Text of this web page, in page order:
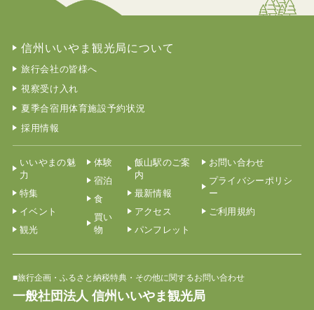
信州いいやま観光局について
旅行会社の皆様へ
視察受け入れ
夏季合宿用体育施設予約状況
採用情報
いいやまの魅
力
特集
イベント
観光
体験
宿泊
食
買い
物
飯山駅のご案
内
最新情報
アクセス
パンフレット
お問い合わせ
プライバシーポリシ
ー
ご利用規約
■旅行企画・ふるさと納税特典・その他に関するお問い合わせ
一般社団法人 信州いいやま観光局